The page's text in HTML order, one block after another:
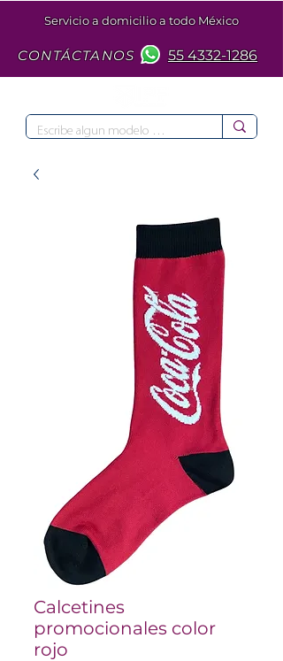
Servicio a domicilio a todo México
CONTÁCTANOS 55 4332-1286
Calcetines
promocionales color
rojo